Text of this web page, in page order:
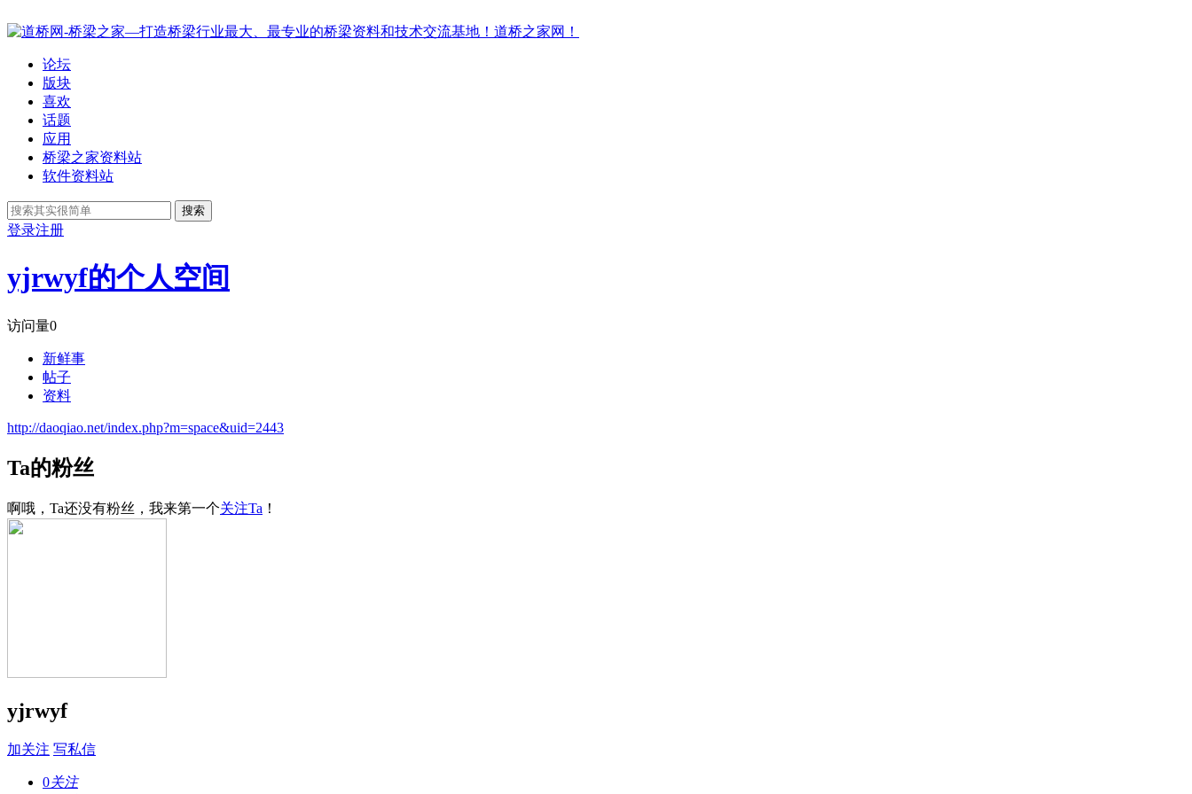
论坛
版块
喜欢
话题
应用
桥梁之家资料站
软件资料站
搜索
登录注册
yjrwyf的个人空间
访问量0
新鲜事
帖子
资料
http://daoqiao.net/index.php?m=space&uid=2443
Ta的粉丝
啊哦，Ta还没有粉丝，我来第一个关注Ta ！
yjrwyf
加关注 写私信
0关注